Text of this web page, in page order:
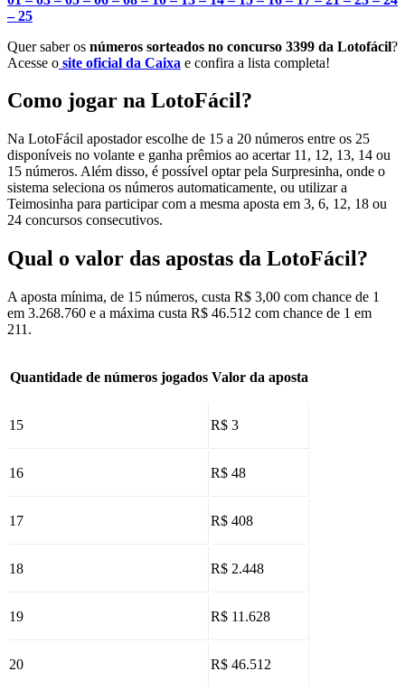
– 25
Quer saber os números sorteados no concurso 3399 da Lotofácil?
Acesse o site oficial da Caixa e confira a lista completa!
Como jogar na LotoFácil?
Na LotoFácil apostador escolhe de 15 a 20 números entre os 25
disponíveis no volante e ganha prêmios ao acertar 11, 12, 13, 14 ou
15 números. Além disso, é possível optar pela Surpresinha, onde o
sistema seleciona os números automaticamente, ou utilizar a
Teimosinha para participar com a mesma aposta em 3, 6, 12, 18 ou
24 concursos consecutivos.
Qual o valor das apostas da LotoFácil?
A aposta mínima, de 15 números, custa R$ 3,00 com chance de 1
em 3.268.760 e a máxima custa R$ 46.512 com chance de 1 em
211.
Quantidade de números jogados Valor da aposta
15 R$ 3
16 R$ 48
17 R$ 408
18 R$ 2.448
19 R$ 11.628
20 R$ 46.512